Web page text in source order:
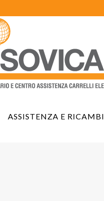
ASSISTENZA E RICAMBI